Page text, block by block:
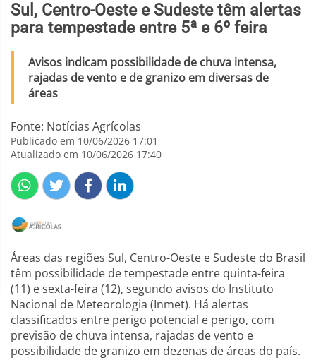
Sul, Centro-Oeste e Sudeste têm alertas
para tempestade entre 5ª e 6º feira
Avisos indicam possibilidade de chuva intensa,
rajadas de vento e de granizo em diversas de
áreas
Fonte: Notícias Agrícolas
Publicado em 10/06/2026 17:01
Atualizado em 10/06/2026 17:40
Áreas das regiões Sul, Centro-Oeste e Sudeste do Brasil
têm possibilidade de tempestade entre quinta-feira
(11) e sexta-feira (12), segundo avisos do Instituto
Nacional de Meteorologia (Inmet). Há alertas
classificados entre perigo potencial e perigo, com
previsão de chuva intensa, rajadas de vento e
possibilidade de granizo em dezenas de áreas do país.